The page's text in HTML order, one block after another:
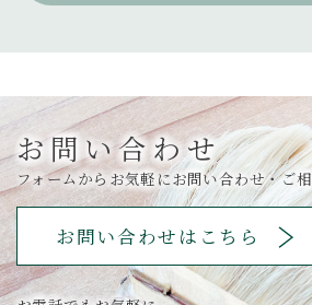
お問い合わせ
フォームからお気軽にお問い合わせ・ご
お問い合わせはこちら